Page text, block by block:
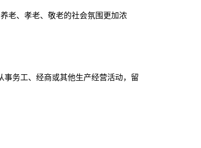
老、孝老、敬老的社会氛围更加浓
务工、经商或其他生产经营活动，留